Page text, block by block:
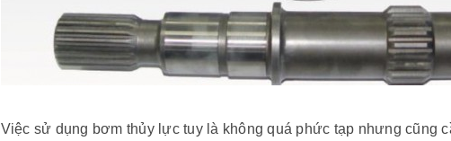
Việc sử dụng bơm thủy lực tuy là không quá phức tạp nhưng cũng